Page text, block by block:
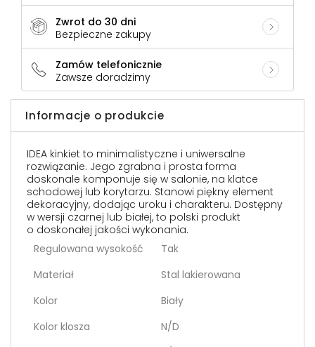
Zwrot do 30 dni
Bezpieczne zakupy
Zamów telefonicznie
Zawsze doradzimy
Informacje o produkcie
IDEA kinkiet to minimalistyczne i uniwersalne
rozwiązanie. Jego zgrabna i prosta forma
doskonale komponuje się w salonie, na klatce
schodowej lub korytarzu. Stanowi piękny element
dekoracyjny, dodając uroku i charakteru. Dostępny
w wersji czarnej lub białej, to polski produkt
o doskonałej jakości wykonania.
Regulowana wysokość
Tak
Materiał
Stal lakierowana
Kolor
Biały
Kolor klosza
N/D